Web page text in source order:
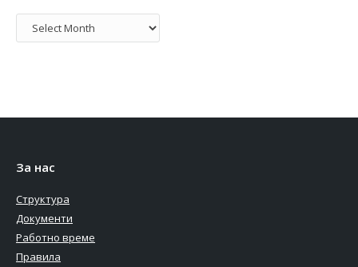
Архив
За нас
Структура
Документи
Работно време
Правила